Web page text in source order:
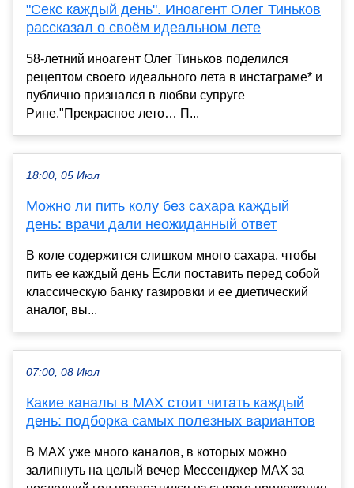
"Секс каждый день". Иноагент Олег Тиньков
рассказал о своём идеальном лете
58-летний иноагент Олег Тиньков поделился
рецептом своего идеального лета в инстаграме* и
публично признался в любви супруге
Рине."Прекрасное лето… П...
18:00, 05 Июл
Можно ли пить колу без сахара каждый
день: врачи дали неожиданный ответ
В коле содержится слишком много сахара, чтобы
пить ее каждый день Если поставить перед собой
классическую банку газировки и ее диетический
аналог, вы...
07:00, 08 Июл
Какие каналы в MAX стоит читать каждый
день: подборка самых полезных вариантов
В MAX уже много каналов, в которых можно
залипнуть на целый вечер Мессенджер MAX за